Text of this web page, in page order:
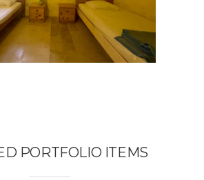
PORTFOLIO ITEMS